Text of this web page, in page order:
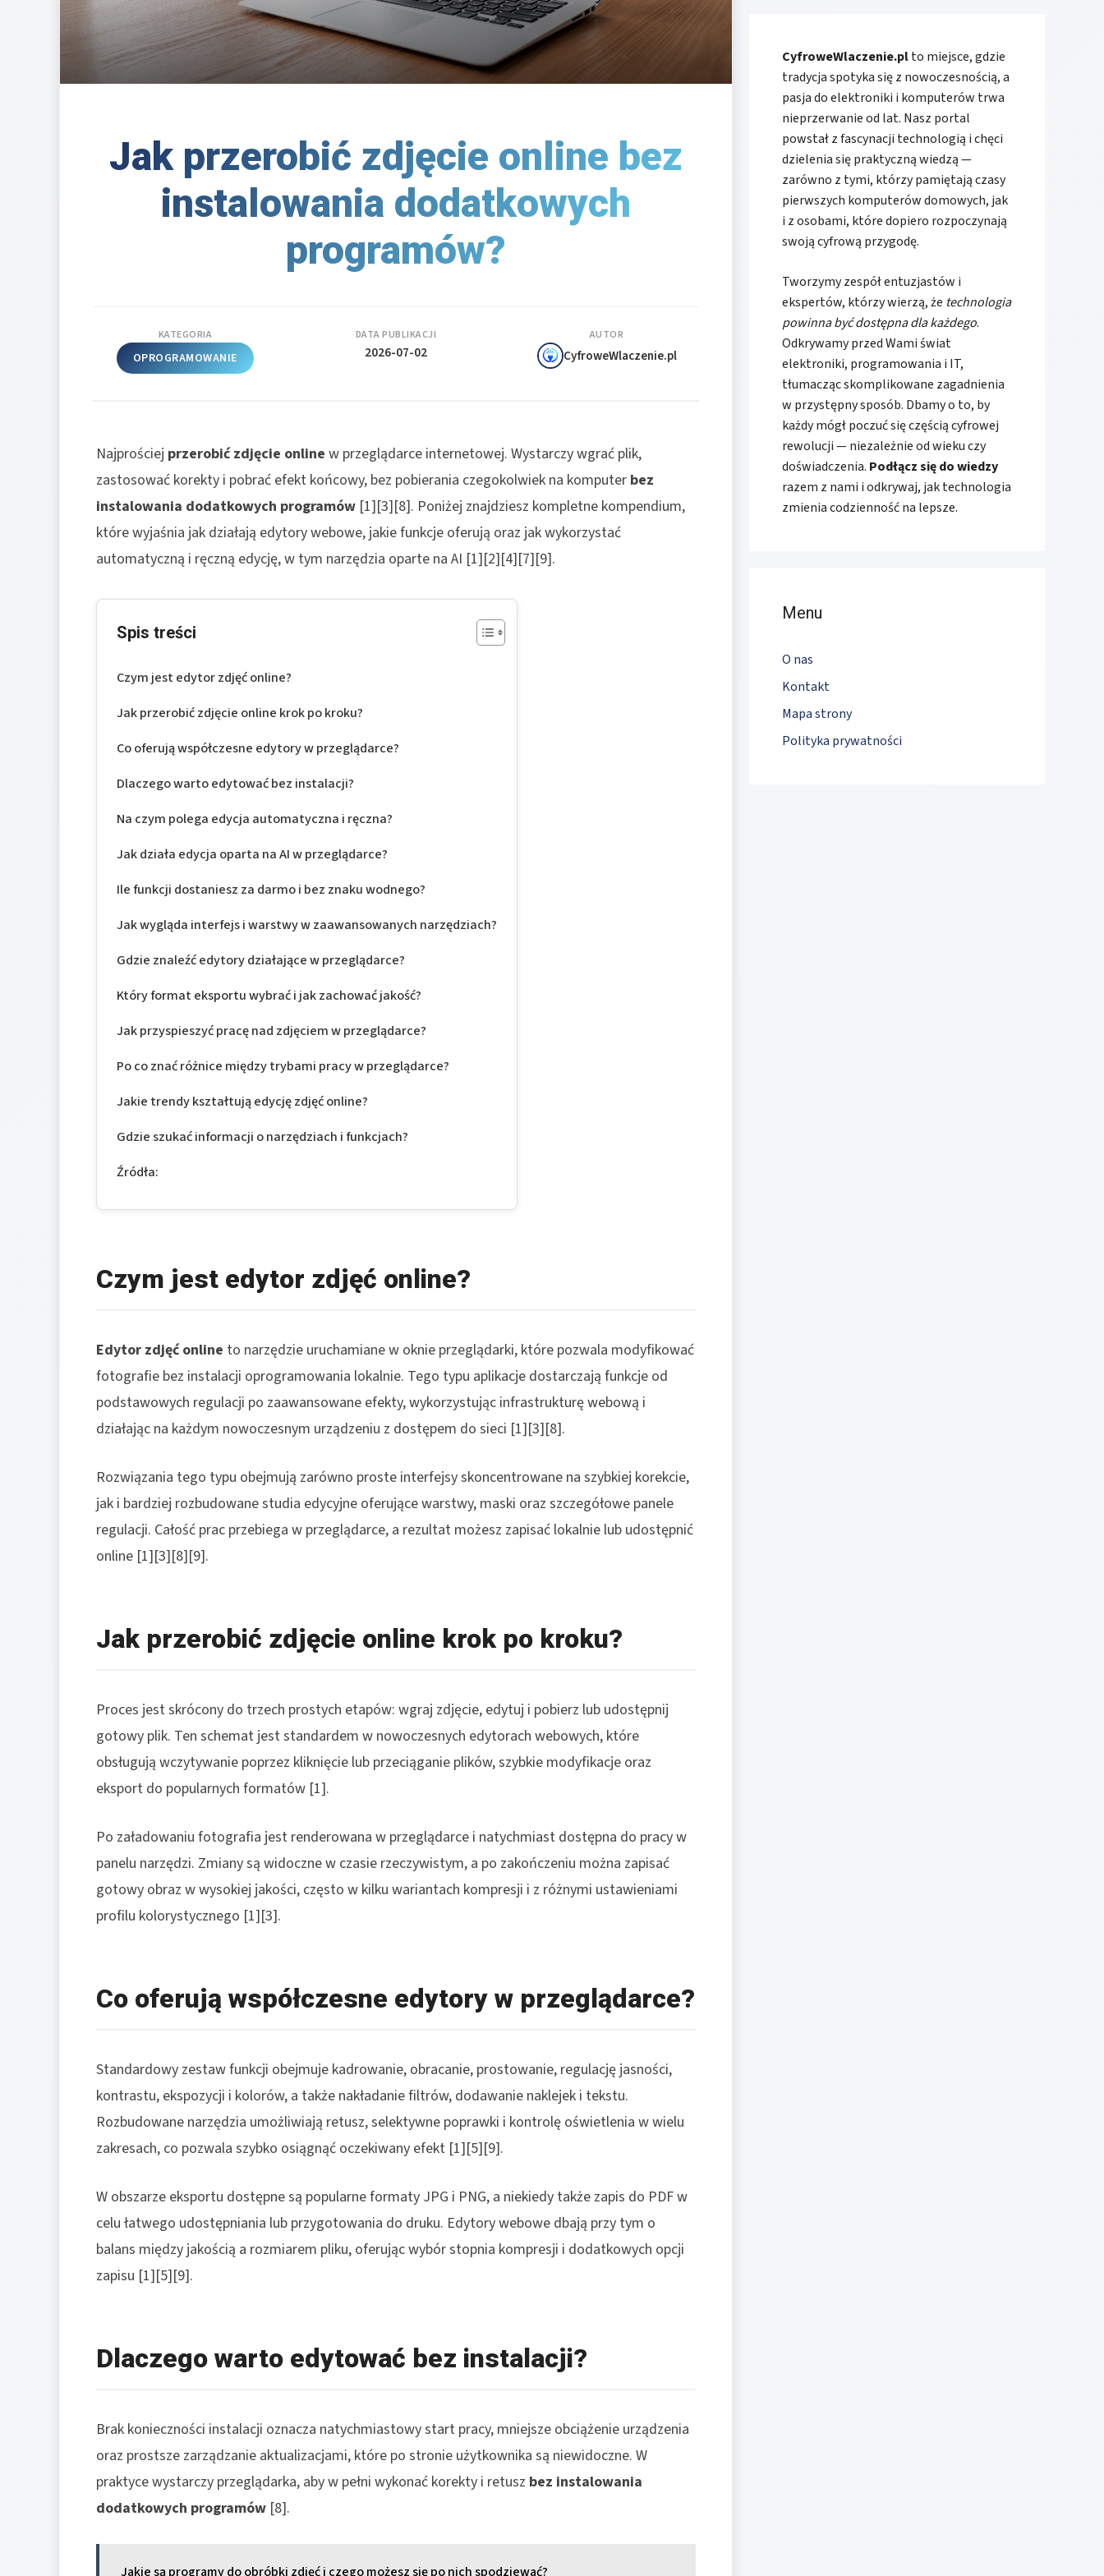
Jak przerobić zdjęcie online bez
instalowania dodatkowych
programów?
KATEGORIA
OPROGRAMOWANIE
DATA PUBLIKACJI
2026-07-02
AUTOR
CyfroweWlaczenie.pl
Najprościej przerobić zdjęcie online w przeglądarce internetowej. Wystarczy wgrać plik,
zastosować korekty i pobrać efekt końcowy, bez pobierania czegokolwiek na komputer bez
instalowania dodatkowych programów [1][3][8]. Poniżej znajdziesz kompletne kompendium,
które wyjaśnia jak działają edytory webowe, jakie funkcje oferują oraz jak wykorzystać
automatyczną i ręczną edycję, w tym narzędzia oparte na AI [1][2][4][7][9].
Spis treści
Czym jest edytor zdjęć online?
Jak przerobić zdjęcie online krok po kroku?
Co oferują współczesne edytory w przeglądarce?
Dlaczego warto edytować bez instalacji?
Na czym polega edycja automatyczna i ręczna?
Jak działa edycja oparta na AI w przeglądarce?
Ile funkcji dostaniesz za darmo i bez znaku wodnego?
Jak wygląda interfejs i warstwy w zaawansowanych narzędziach?
Gdzie znaleźć edytory działające w przeglądarce?
Który format eksportu wybrać i jak zachować jakość?
Jak przyspieszyć pracę nad zdjęciem w przeglądarce?
Po co znać różnice między trybami pracy w przeglądarce?
Jakie trendy kształtują edycję zdjęć online?
Gdzie szukać informacji o narzędziach i funkcjach?
Źródła:
Czym jest edytor zdjęć online?
Edytor zdjęć online to narzędzie uruchamiane w oknie przeglądarki, które pozwala modyfikować
fotografie bez instalacji oprogramowania lokalnie. Tego typu aplikacje dostarczają funkcje od
podstawowych regulacji po zaawansowane efekty, wykorzystując infrastrukturę webową i
działając na każdym nowoczesnym urządzeniu z dostępem do sieci [1][3][8].
Rozwiązania tego typu obejmują zarówno proste interfejsy skoncentrowane na szybkiej korekcie,
jak i bardziej rozbudowane studia edycyjne oferujące warstwy, maski oraz szczegółowe panele
regulacji. Całość prac przebiega w przeglądarce, a rezultat możesz zapisać lokalnie lub udostępnić
online [1][3][8][9].
Jak przerobić zdjęcie online krok po kroku?
Proces jest skrócony do trzech prostych etapów: wgraj zdjęcie, edytuj i pobierz lub udostępnij
gotowy plik. Ten schemat jest standardem w nowoczesnych edytorach webowych, które
obsługują wczytywanie poprzez kliknięcie lub przeciąganie plików, szybkie modyfikacje oraz
eksport do popularnych formatów [1].
Po załadowaniu fotografia jest renderowana w przeglądarce i natychmiast dostępna do pracy w
panelu narzędzi. Zmiany są widoczne w czasie rzeczywistym, a po zakończeniu można zapisać
gotowy obraz w wysokiej jakości, często w kilku wariantach kompresji i z różnymi ustawieniami
profilu kolorystycznego [1][3].
Co oferują współczesne edytory w przeglądarce?
Standardowy zestaw funkcji obejmuje kadrowanie, obracanie, prostowanie, regulację jasności,
kontrastu, ekspozycji i kolorów, a także nakładanie filtrów, dodawanie naklejek i tekstu.
Rozbudowane narzędzia umożliwiają retusz, selektywne poprawki i kontrolę oświetlenia w wielu
zakresach, co pozwala szybko osiągnąć oczekiwany efekt [1][5][9].
W obszarze eksportu dostępne są popularne formaty JPG i PNG, a niekiedy także zapis do PDF w
celu łatwego udostępniania lub przygotowania do druku. Edytory webowe dbają przy tym o
balans między jakością a rozmiarem pliku, oferując wybór stopnia kompresji i dodatkowych opcji
zapisu [1][5][9].
Dlaczego warto edytować bez instalacji?
Brak konieczności instalacji oznacza natychmiastowy start pracy, mniejsze obciążenie urządzenia
oraz prostsze zarządzanie aktualizacjami, które po stronie użytkownika są niewidoczne. W
praktyce wystarczy przeglądarka, aby w pełni wykonać korekty i retusz bez instalowania
dodatkowych programów [8].
Jakie są programy do obróbki zdjęć i czego możesz się po nich spodziewać?
CyfroweWlaczenie.plto miejsce, gdzie
tradycja spotyka się z nowoczesnością, a
pasja do elektroniki i komputerów trwa
nieprzerwanie od lat. Nasz portal
powstał z fascynacji technologią i chęci
dzielenia się praktyczną wiedzą —
zarówno z tymi, którzy pamiętają czasy
pierwszych komputerów domowych, jak
i z osobami, które dopiero rozpoczynają
swoją cyfrową przygodę.
Tworzymy zespół entuzjastów i
ekspertów, którzy wierzą, że technologia
powinna być dostępna dla każdego.
Odkrywamy przed Wami świat
elektroniki, programowania i IT,
tłumacząc skomplikowane zagadnienia
w przystępny sposób. Dbamy o to, by
każdy mógł poczuć się częścią cyfrowej
rewolucji — niezależnie od wieku czy
doświadczenia. Podłącz się do wiedzy
razem z nami i odkrywaj, jak technologia
zmienia codzienność na lepsze.
Menu
O nas
Kontakt
Mapa strony
Polityka prywatności